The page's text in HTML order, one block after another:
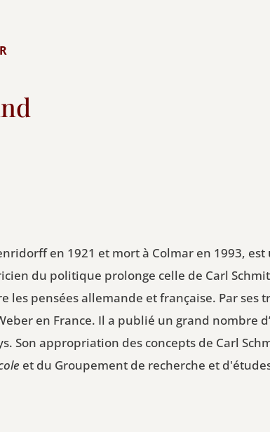
en 1921 et mort à Colmar en 1993,
du politique prolonge celle de Carl
les pensées allemande et française. Par
en France. Il a publié un grand nombre
Son appropriation des concepts de Carl
et du Groupement de recherche et